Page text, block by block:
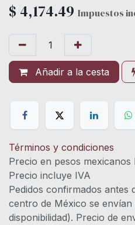
$ 4,174.49 Impuestos
Añadir a la cesta
Términos y condiciones
Precio en pesos mexicanos
Precio
Pedidos confirmados antes
centro de México se envían
disponibilidad). Precio de